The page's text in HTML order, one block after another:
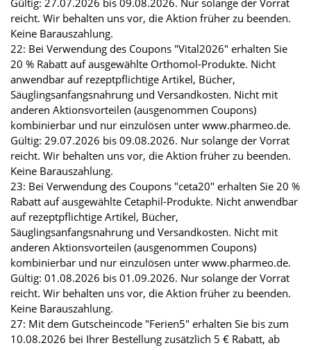
reicht. Wir behalten uns vor, die Aktion früher zu beenden.
Keine Barauszahlung.
22: Bei Verwendung des Coupons "Vital2026" erhalten Sie
20 % Rabatt auf ausgewählte Orthomol-Produkte. Nicht
anwendbar auf rezeptpflichtige Artikel, Bücher,
Säuglingsanfangsnahrung und Versandkosten. Nicht mit
anderen Aktionsvorteilen (ausgenommen Coupons)
kombinierbar und nur einzulösen unter www.pharmeo.de.
Gültig: 29.07.2026 bis 09.08.2026. Nur solange der Vorrat
reicht. Wir behalten uns vor, die Aktion früher zu beenden.
Keine Barauszahlung.
23: Bei Verwendung des Coupons "ceta20" erhalten Sie 20 %
Rabatt auf ausgewählte Cetaphil-Produkte. Nicht anwendbar
auf rezeptpflichtige Artikel, Bücher,
Säuglingsanfangsnahrung und Versandkosten. Nicht mit
anderen Aktionsvorteilen (ausgenommen Coupons)
kombinierbar und nur einzulösen unter www.pharmeo.de.
Gültig: 01.08.2026 bis 01.09.2026. Nur solange der Vorrat
reicht. Wir behalten uns vor, die Aktion früher zu beenden.
Keine Barauszahlung.
27: Mit dem Gutscheincode "Ferien5" erhalten Sie bis zum
10.08.2026 bei Ihrer Bestellung zusätzlich 5 € Rabatt, ab